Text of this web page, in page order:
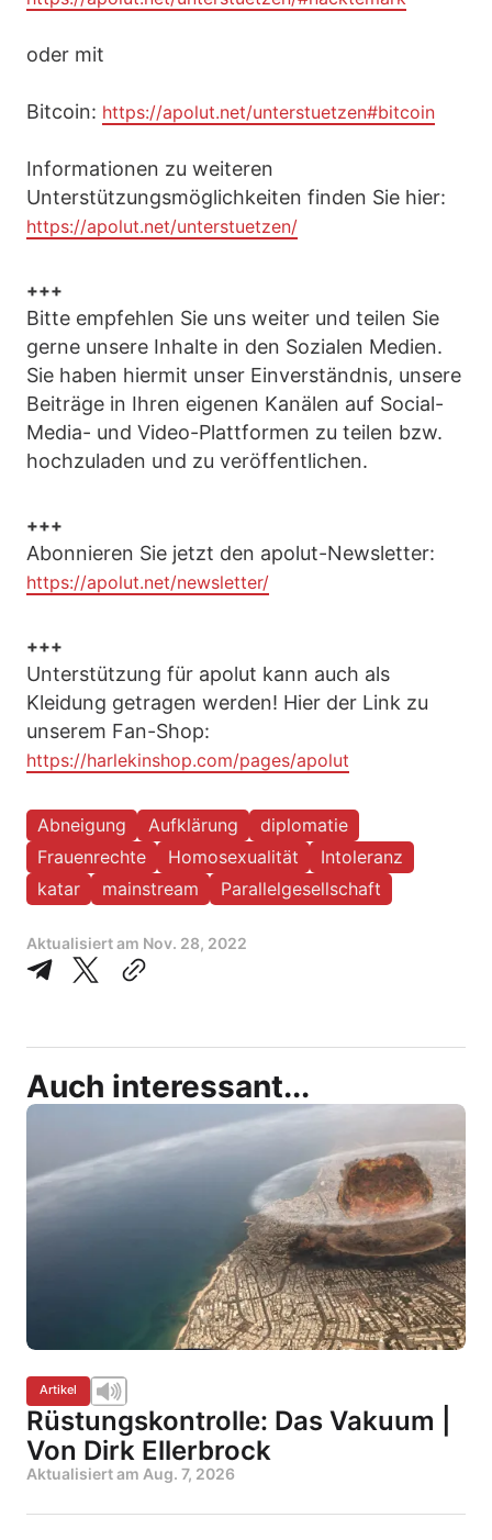
oder mit
Bitcoin: https://apolut.net/unterstuetzen#bitcoin
Informationen zu weiteren
Unterstützungsmöglichkeiten finden Sie hier:
https://apolut.net/unterstuetzen/
+++
Bitte empfehlen Sie uns weiter und teilen Sie
gerne unsere Inhalte in den Sozialen Medien.
Sie haben hiermit unser Einverständnis, unsere
Beiträge in Ihren eigenen Kanälen auf Social-
Media- und Video-Plattformen zu teilen bzw.
hochzuladen und zu veröffentlichen.
+++
Abonnieren Sie jetzt den apolut-Newsletter:
https://apolut.net/newsletter/
+++
Unterstützung für apolut kann auch als
Kleidung getragen werden! Hier der Link zu
unserem Fan-Shop:
https://harlekinshop.com/pages/apolut
Abneigung Aufklärung
diplomatie
Frauenrechte
Homosexualität
Intoleranz
katar
mainstream Parallelgesellschaft
Aktualisiert am Nov. 28, 2022
Auch interessant...
Artikel
Rüstungskontrolle: Das Vakuum |
Von Dirk Ellerbrock
Aktualisiert am Aug. 7, 2026